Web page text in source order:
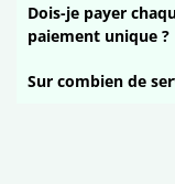
Dois-je payer
paiement unique ?
Sur combien de